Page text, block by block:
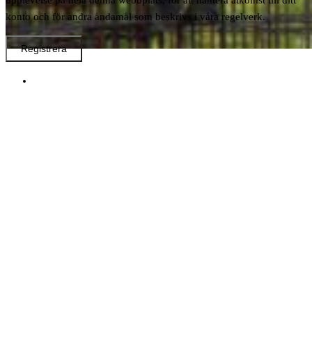
konto och för andra ändamål som beskrivs i våra regelverk.
Registrera